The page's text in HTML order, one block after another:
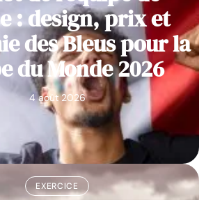
: design, prix et
des Bleus pour la
du Monde 2026
4 août 2026
EXERCICE